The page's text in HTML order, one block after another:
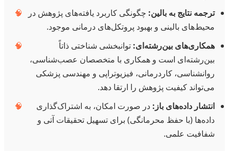
🧠
ترجمه نتایج به بالین: چگونگی کاربرد یافته‌های پژوهش در
محیط‌های بالینی و بهبود پروتکل‌های درمانی موجود.
🧠
همکاری‌های بین‌رشته‌ای: توانبخشی شناختی ذاتاً
بین‌رشته‌ای است و همکاری با متخصصان عصب‌شناسی،
روانشناسی، کاردرمانی، فیزیوتراپی و مهندسی پزشکی
می‌تواند کیفیت پژوهش را ارتقا دهد.
🧠
انتشار داده‌های باز: در صورت امکان، به اشتراک‌گذاری
داده‌ها (با حفظ محرمانگی) برای تسهیل تحقیقات آتی و
شفافیت علمی.